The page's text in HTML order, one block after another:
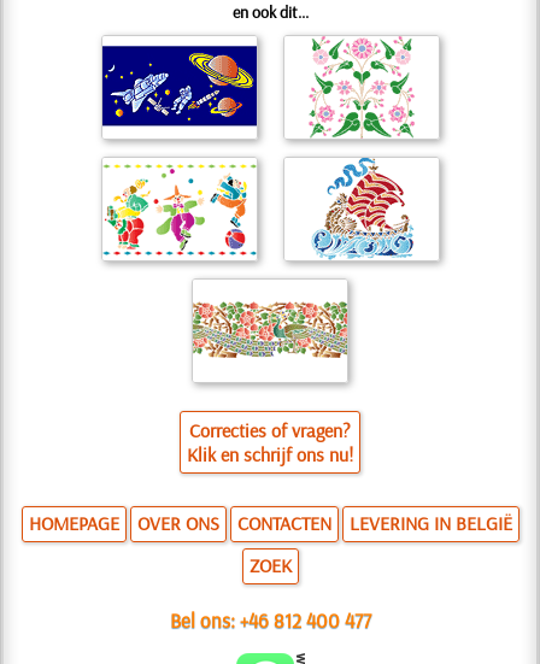
en ook dit...
Correcties of vragen?
Klik en schrijf ons nu!
HOMEPAGE OVER ONS CONTACTEN
LEVERING IN BELGIË
ZOEK
Bel ons:+46 812 400 477